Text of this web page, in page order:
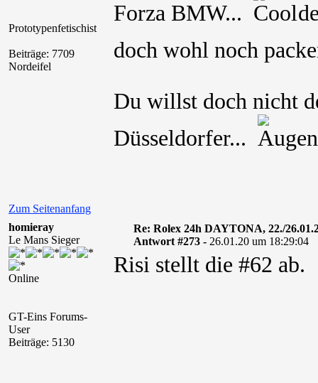
Prototypenfetischist
Beiträge: 7709
Nordeifel
Forza BMW...
doch wohl noch
Du willst doch nicht
Düsseldorfer...
Zum Seitenanfang
homieray
Le Mans Sieger
Online
GT-Eins Forums-
User
Beiträge: 5130
Re: Rolex 24h DAYTONA, 22./
Antwort #273 - 26.01.20 um 18:29:04
Risi stellt die #62 ab.